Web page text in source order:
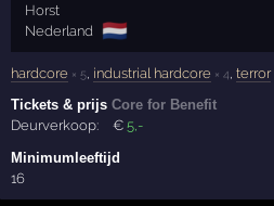
Horst
Nederland
🇳🇱
hardcore × 5, industrial hardcore × 4,terror
Tickets & prijsCore for Benefit
Deurverkoop:
€5,-
Minimumleeftijd
16